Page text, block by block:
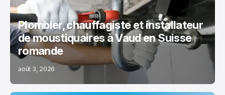
Plombier, chauffagiste et installateur
de moustiquaires à Vaud en Suisse
romande
août 3, 2026